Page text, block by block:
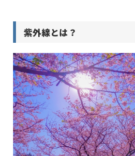
紫外線とは？